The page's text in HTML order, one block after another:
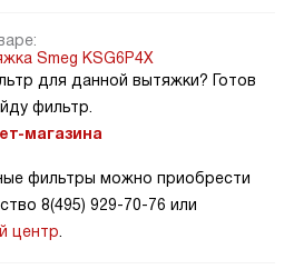
Smeg KSG6P4X
для данной вытяжки? Готов
фильтр.
магазина
фильтры можно приобрести
8(495) 929-70-76 или
центр.